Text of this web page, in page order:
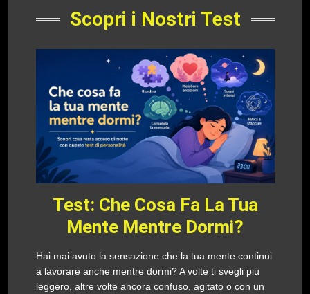
Scopri i Nostri Test
Test: Che Cosa Fa La Tua
Mente Mentre Dormi?
Hai mai avuto la sensazione che la tua mente continui
a lavorare anche mentre dormi? A volte ti svegli più
leggero, altre volte ancora confuso, agitato o con un